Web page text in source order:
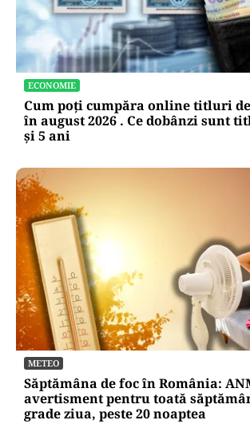
ECONOMIE
Cum poți cumpăra online titluri
în august 2026 . Ce dobânzi sunt
și 5 ani
METEO
Săptămâna de foc în România:
avertisment pentru toată
grade ziua, peste 20 noaptea